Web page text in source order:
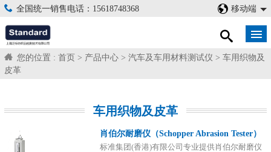
全国统一销售电话：15618748368 移动端
您的位置 : 首页 > 产品中心 > 汽车及车用材料测试仪 > 车用织物及
皮革
车用织物及皮革
肖伯尔耐磨仪（Schopper Abrasion Tester）
标准集团(香港)有限公司专业提供肖伯尔耐磨仪